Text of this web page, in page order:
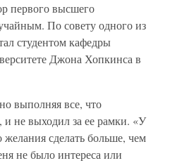
первого высшего
По совету одного из
студентом кафедры
Джона Хопкинса в
выполняя все, что
и не выходил за ее рамки. «У
желания сделать больше, чем
не было интереса или